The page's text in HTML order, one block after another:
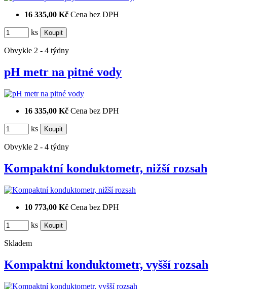
16 335,00 Kč Cena bez DPH
ks
Obvykle 2 - 4 týdny
pH metr na pitné vody
16 335,00 Kč Cena bez DPH
ks
Obvykle 2 - 4 týdny
Kompaktní konduktometr, nižší rozsah
10 773,00 Kč Cena bez DPH
ks
Skladem
Kompaktní konduktometr, vyšší rozsah